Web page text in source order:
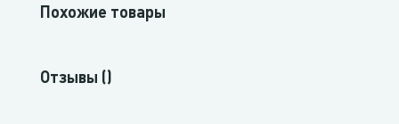
Похожие товары
Отзывы ()